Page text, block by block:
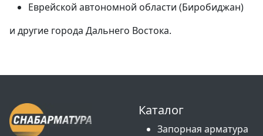
Еврейской автономной области (Биробиджан)
и другие города Дальнего Востока.
Каталог
Запорная арматура